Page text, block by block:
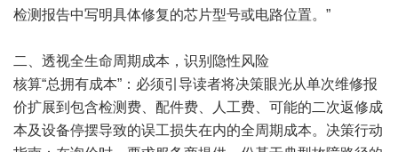
检测报告中写明具体修复的芯片型号或电路位置。”
二、透视全生命周期成本，识别隐性风险
核算“总拥有成本”：必须引导读者将决策眼光从单次维修报
价扩展到包含检测费、配件费、人工费、可能的二次返修成
本及设备停摆导致的误工损失在内的全周期成本。决策行动